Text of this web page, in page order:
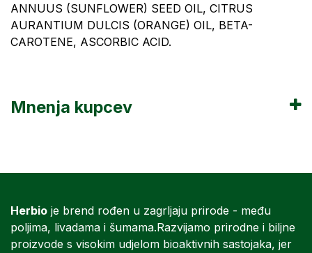
ANNUUS (SUNFLOWER) SEED OIL, CITRUS
AURANTIUM DULCIS (ORANGE) OIL, BETA-
CAROTENE, ASCORBIC ACID.
Mnenja kupcev
Herbio je brend rođen u zagrljaju prirode - među
poljima, livadama i šumama.Razvijamo prirodne i biljne
proizvode s visokim udjelom bioaktivnih sastojaka, jer